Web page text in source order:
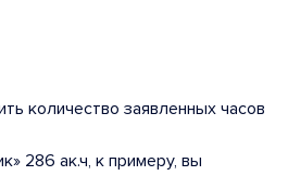
количество заявленных часов
286 ак.ч, к примеру, вы